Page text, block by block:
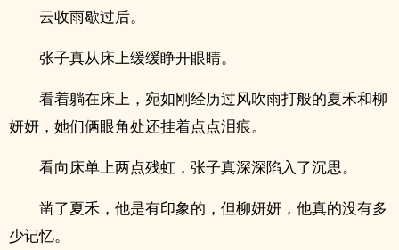
云收雨歇过后。
张子真从床上缓缓睁开眼睛。
看着躺在床上，宛如刚经历过风吹雨打般的夏禾和柳
妍妍，她们俩眼角处还挂着点点泪痕。
看向床单上两点残虹，张子真深深陷入了沉思。
凿了夏禾，他是有印象的，但柳妍妍，他真的没有多
少记忆。